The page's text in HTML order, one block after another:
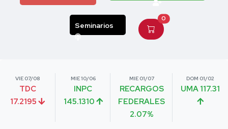
Seminarios
0
VIE 07/08
TDC
17.2195
MIE 10/06
INPC
145.1310
MIE 01/07
RECARGOS
FEDERALES
2.07%
DOM 01/02
UMA 117.31